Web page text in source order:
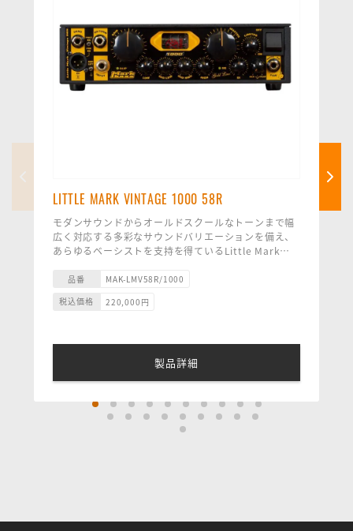
LITTLE MARK VINTAGE 1000 58R
モダンサウンドからオールドスクールなトーンまで幅
広く対応する多彩なサウンドバリエーションを備え、
あらゆるベーシストを支持を得ているLittle Mark
Vintage1000 58Rが登場。最大出力1000Wのモンス
ほどの明瞭なトーンを提供します。
■Preamp：Tube(ECC 83)
■Power：1000W@4ohm / 600W@8ohm
■SIZE：27.6 x 25.6 x 8.3cm(WxDxH)
品番
MAK-LMV58R/1000
税込価格
220,000 円
製品詳細